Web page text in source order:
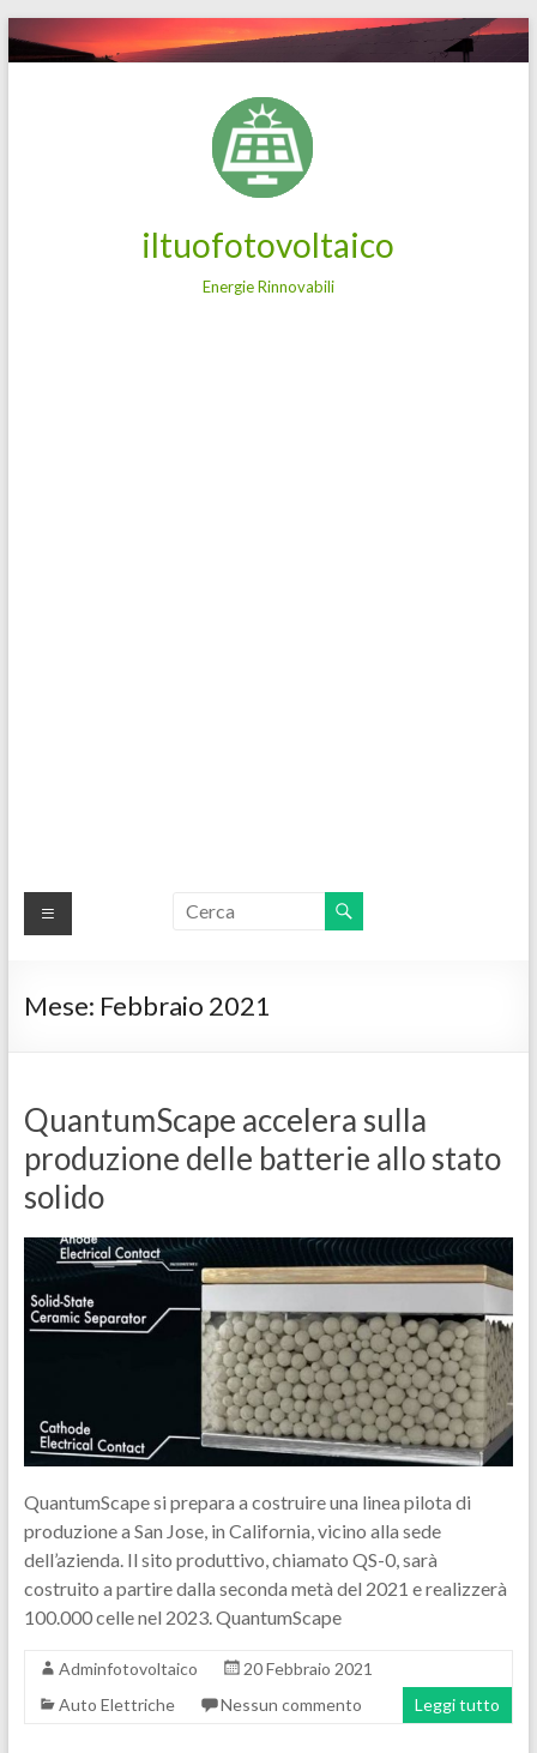
al
iltuofotovoltaico
Energie Rinnovabili
Mese: Febbraio 2021
QuantumScape accelera sulla
produzione delle batterie allo stato
solido
QuantumScape si prepara a costruire una linea pilota di
produzione a San Jose, in California, vicino alla sede
dell’azienda. Il sito produttivo, chiamato QS-0, sarà
costruito a partire dalla seconda metà del 2021 e realizzerà
100.000 celle nel 2023. QuantumScape
Adminfotovoltaico
20 Febbraio 2021
Auto Elettriche
Nessun commento Leggi tutto